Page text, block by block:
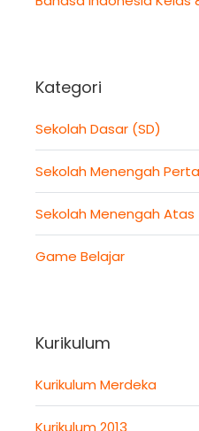
Kategori
Sekolah Dasar (SD)
Sekolah Menengah
Sekolah Menengah Atas
Game Belajar
Kurikulum
Kurikulum Merdeka
Kurikulum 2013